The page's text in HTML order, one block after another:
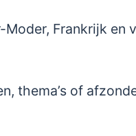
Moder, Frankrijk en
thema’s of